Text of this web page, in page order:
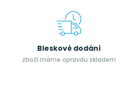
Bleskové dodání
zboží máme opravdu skladem